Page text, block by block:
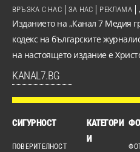
Изданието на „Канал 7 Медия
кодекс на българските
на настоящето издание е
KANAL7.BG
ВРЪЗКА С НАС ЗА НАС РЕКЛАМА
СИГУРНОСТ
ПОВЕРИТЕЛНОСТ
КАТЕГОРИ
И